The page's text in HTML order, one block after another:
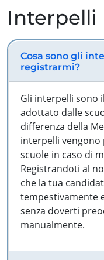
Interpelli
Cosa sono gli
registrarmi?
Gli interpelli sono
adottato dalle
differenza della
interpelli
scuole in caso di
Registrandoti al
che la tua
tempestivamente
senza doverti
manualmente.